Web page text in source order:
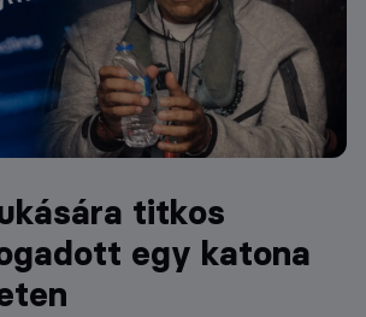
titkos
egy katona